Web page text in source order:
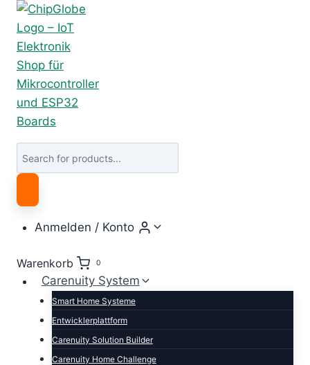
Zum
Inhalt
springen
Products
search
Anmelden / Konto
Warenkorb 0
Carenuity System
Smart Home Systeme
Entwicklerplattform
Carenuity Solution Builder
Carenuity Home Challenge